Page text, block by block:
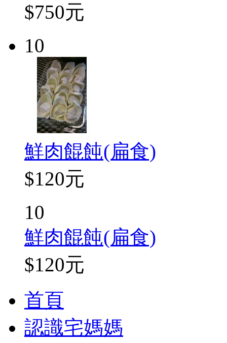
$750元
10
鮮肉餛飩(扁食)
$120元
10
鮮肉餛飩(扁食)
$120元
首頁
認識宅媽媽